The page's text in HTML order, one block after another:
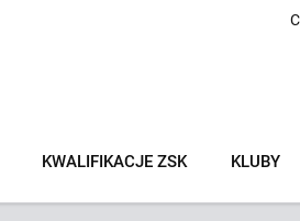
KWALIFIKACJE ZSK KLUBY